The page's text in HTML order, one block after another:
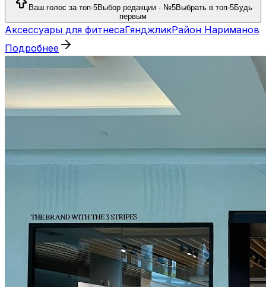
бега, активного отдыха и командных видов спорта.
Ваш голос за топ-5Выбор редакции · №5Выбрать в топ-5Будь
первым
Аксессуары для фитнесаГянджликРайон Нариманов
Подробнее